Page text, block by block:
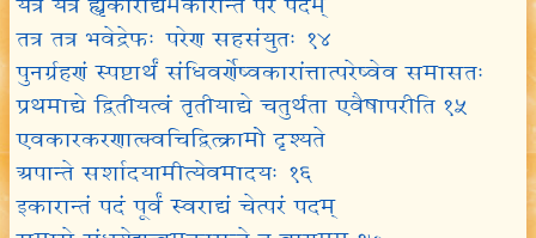
तत्र तत्र भवेद्रेफः परेण सहसंयुतः १४
पुनर्ग्रहणं स्पष्टार्थं संधिवर्णेष्वकारांत्तात्परेष्वेव समासतः
प्रथमाद्ये द्वितीयत्वं तृतीयाद्ये चतुर्थता एवैषापरीति १५
एवकारकरणात्क्वचिद्वित्क्रामो दृश्यते
अपान्ते सर्शादयामीत्येवमादयः १६
इकारान्तं पदं पूर्वं स्वराद्यं चेत्परं पदम्